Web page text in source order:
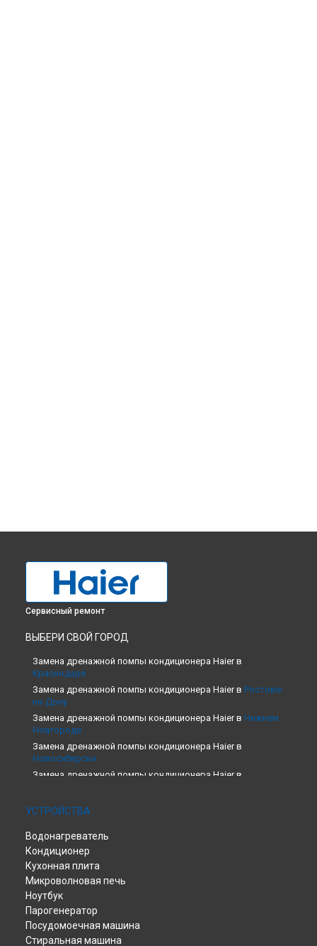
Сервисный ремонт
ВЫБЕРИ СВОЙ ГОРОД
Замена дренажной помпы кондиционера Haier в
Краснодаре
Замена дренажной помпы кондиционера Haier в Ростове-
на-Дону
Замена дренажной помпы кондиционера Haier в Нижнем
Новгороде
Замена дренажной помпы кондиционера Haier в
Новосибирске
Замена дренажной помпы кондиционера Haier в
Замена дренажной помпы кондиционера Haier в
Замена дренажной помпы кондиционера Haier в
Петербурге
УСТРОЙСТВА
Водонагреватель
Кондиционер
Кухонная плита
Микроволновая печь
Ноутбук
Парогенератор
Посудомоечная машина
Стиральная машина